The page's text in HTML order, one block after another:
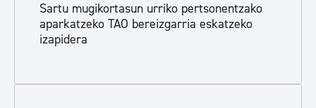
Sartu mugikortasun urriko pertsonentzako
aparkatzeko TAO bereizgarria eskatzeko
izapidera